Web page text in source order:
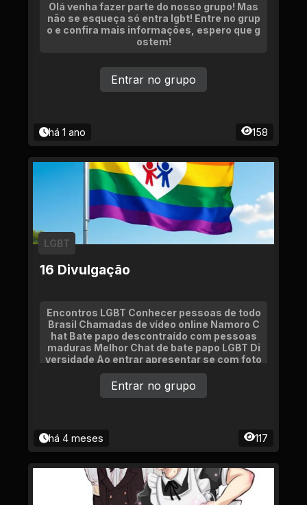
Olá venha fazer parte do nosso grupo! Mas
não se esqueça só entra lgbt! Entre no grup
o e confira mais informações, espero que g
ostem!
há 1 ano 158
Entrar no grupo
16 Divulgação
LGBT
Encontros LGBT Conhecer pessoas de todo
Brasil Chamadas de vídeo online Namoro C
hat Bate papo descontraído com pessoas
maduras Melhor Chat de bate papo LGBT Di
versidade Ao entrar apresentar se com foto
e idade Venha participar do melhor grupo lg
bt da web Diversidade e namoro encontros
na vida real
há 4 meses 117
Entrar no grupo